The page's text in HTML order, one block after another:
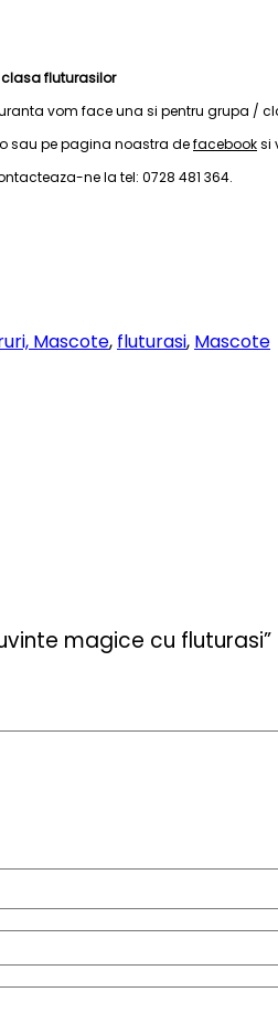
fluturasilor
vom face una si pentru grupa /
sau pe pagina noastra defacebooksi
ne la tel: 0728 481 364.
Mascote, fluturasi, Mascote
magice cu fluturasi”